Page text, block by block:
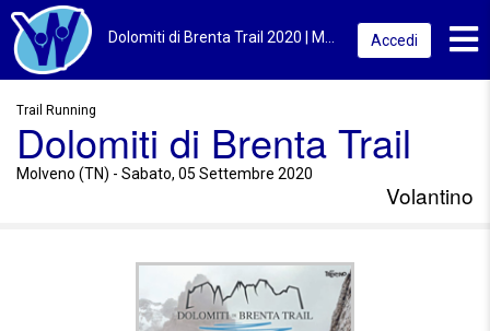
Accedi
Trail Running
Dolomiti di Brenta Trail
Molveno (TN) - Sabato, 05 Settembre 2020
Volantino